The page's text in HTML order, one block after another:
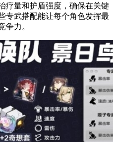
疗量和护盾强度，确保在关键
专武搭配能让每个角色发挥最
争力。